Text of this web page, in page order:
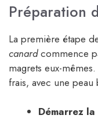
Préparation
La première étape
canardcommence
magrets eux-
frais, avec une peau
Démarrez